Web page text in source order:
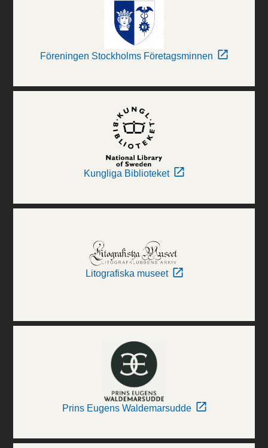
Föreningen Stockholms Företagsminnen
Kungliga Biblioteket
Litografiska museet
Prins Eugens Waldemarsudde